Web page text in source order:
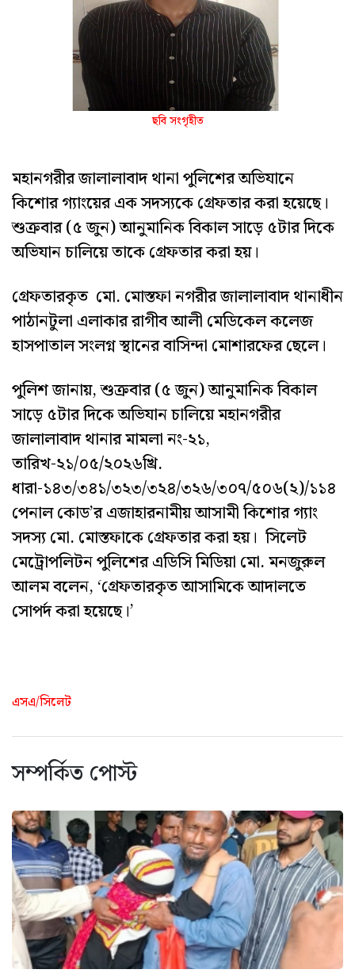
ছবি সংগৃহীত
মহানগরীর জালালাবাদ থানা পুলিশের অভিযানে
কিশোর গ্যাংয়ের এক সদস্যকে গ্রেফতার করা হয়েছে।
শুক্রবার (৫ জুন) আনুমানিক বিকাল সাড়ে ৫টার দিকে
অভিযান চালিয়ে তাকে গ্রেফতার করা হয়।
গ্রেফতারকৃত মো. মোস্তফা নগরীর জালালাবাদ থানাধীন
পাঠানটুলা এলাকার রাগীব আলী মেডিকেল কলেজ
হাসপাতাল সংলগ্ন স্থানের বাসিন্দা মোশারফের ছেলে।
পুলিশ জানায়, শুক্রবার (৫ জুন) আনুমানিক বিকাল
সাড়ে ৫টার দিকে অভিযান চালিয়ে মহানগরীর
জালালাবাদ থানার মামলা নং-২১,
তারিখ-২১/০৫/২০২৬খ্রি.
ধারা-১৪৩/৩৪১/৩২৩/৩২৪/৩২৬/৩০৭/৫০৬(২)/১১৪
পেনাল কোড’র এজাহারনামীয় আসামী কিশোর গ্যাং
সদস্য মো. মোস্তফাকে গ্রেফতার করা হয়। সিলেট
মেট্রোপলিটন পুলিশের এডিসি মিডিয়া মো. মনজুরুল
আলম বলেন, ‘গ্রেফতারকৃত আসামিকে আদালতে
সোপর্দ করা হয়েছে।’
এসএ/সিলেট
সম্পর্কিত পোস্ট